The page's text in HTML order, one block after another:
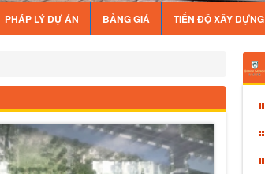
PHÁP LÝ DỰ ÁN BẢNG GIÁ TIẾN ĐỘ XÂY DỰNG